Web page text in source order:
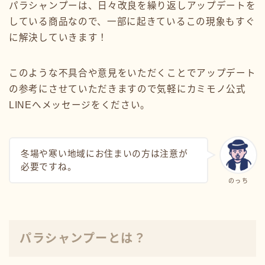
パラシャンプーは、日々改良を繰り返しアップデートを
している商品なので、一部に起きているこの現象もすぐ
に解決していきます！
このような不具合や意見をいただくことでアップデート
の参考にさせていただきますので気軽にカミモノ公式
LINEへメッセージをください。
のっち
冬場や寒い地域にお住まいの方は注意が
必要ですね。
パラシャンプーとは？